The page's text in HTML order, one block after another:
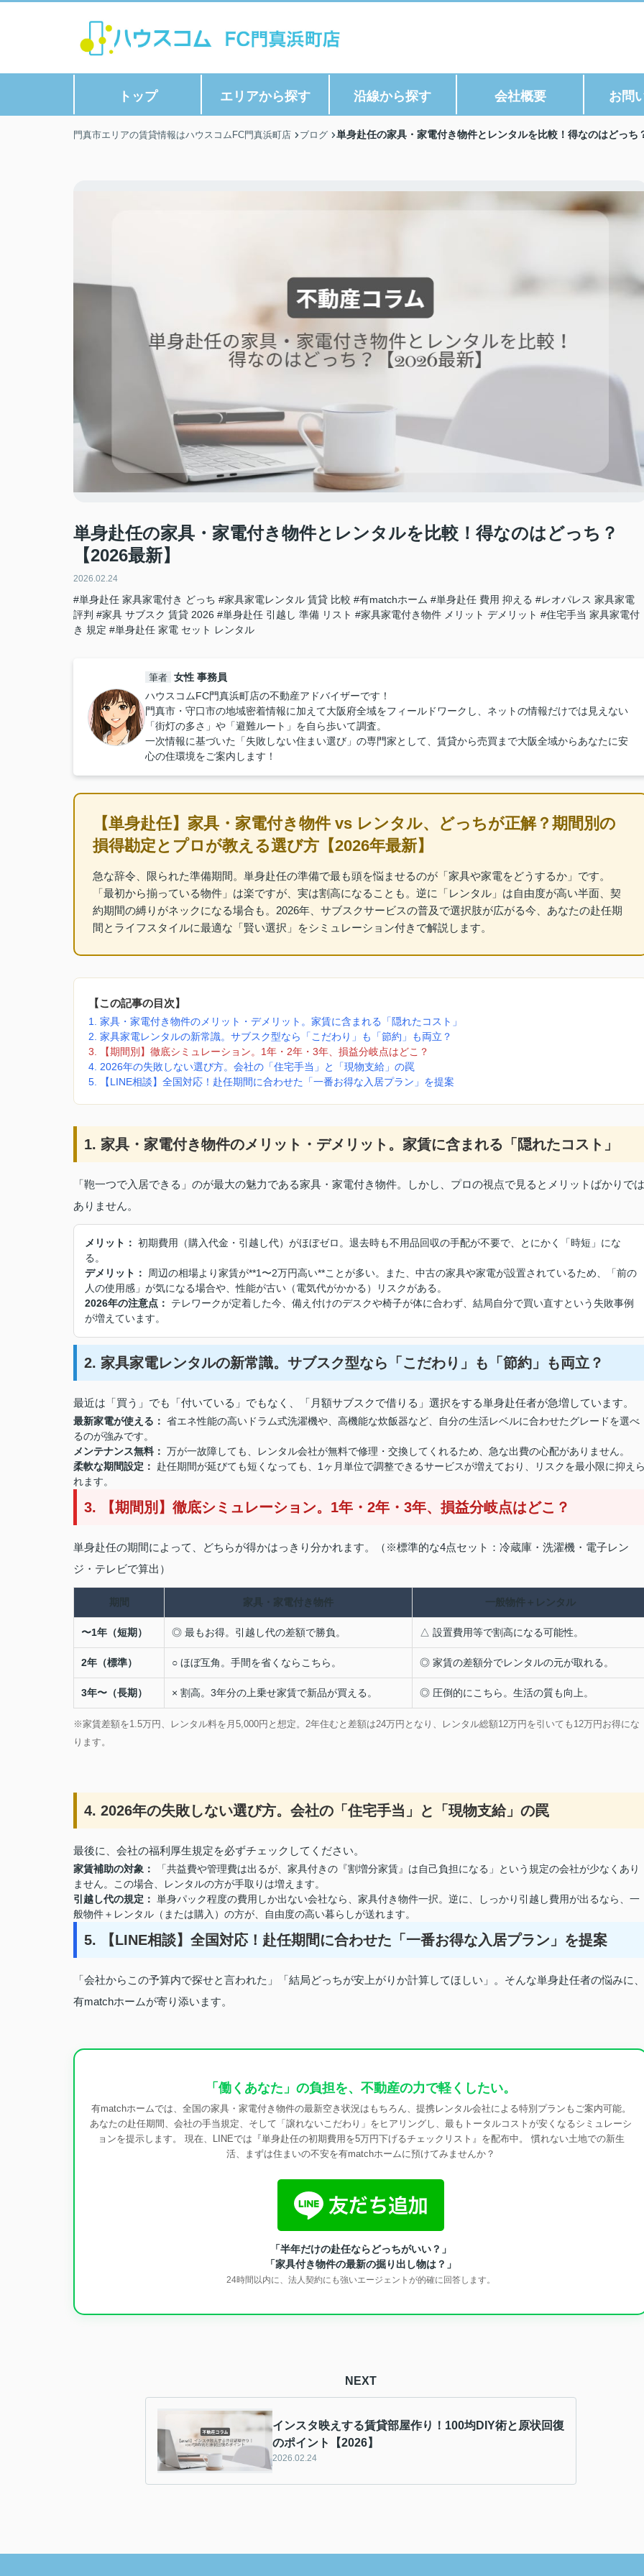
トップ エリアから探す 沿線から探す 会社概要 お問
門真市エリアの賃貸情報はハウスコムFC門真浜町店 ブログ 単身赴任の家具・家電付き物件とレンタルを比較！得なのはどっち
単身赴任の家具・家電付き物件とレンタルを比較！得なのはどっち？
【2026最新】
2026.02.24
#単身赴任 家具家電付き どっち #家具家電レンタル 賃貸 比較 #有matchホーム #単身赴任 費用 抑える #レオパレス 家具家電
評判 #家具 サブスク 賃貸 2026 #単身赴任 引越し 準備 リスト #家具家電付き物件 メリット デメリット #住宅手当 家具家電付
き 規定 #単身赴任 家電 セット レンタル
筆者 女性 事務員
ハウスコムFC門真浜町店の不動産アドバイザーです！
門真市・守口市の地域密着情報に加えて大阪府全域をフィールドワークし、ネットの情報だけでは見えない
「街灯の多さ」や「避難ルート」を自ら歩いて調査。
一次情報に基づいた「失敗しない住まい選び」の専門家として、賃貸から売買まで大阪全域からあなたに安
心の住環境をご案内します！
【単身赴任】家具・家電付き物件 vs レンタル、どっちが正解？期間別の
損得勘定とプロが教える選び方【2026年最新】
急な辞令、限られた準備期間。単身赴任の準備で最も頭を悩ませるのが「家具や家電をどうするか」です。
「最初から揃っている物件」は楽ですが、実は割高になることも。逆に「レンタル」は自由度が高い半面、契
約期間の縛りがネックになる場合も。2026年、サブスクサービスの普及で選択肢が広がる今、あなたの赴任期
間とライフスタイルに最適な「賢い選択」をシミュレーション付きで解説します。
【この記事の目次】
1. 家具・家電付き物件のメリット・デメリット。家賃に含まれる「隠れたコスト」
2. 家具家電レンタルの新常識。サブスク型なら「こだわり」も「節約」も両立？
3. 【期間別】徹底シミュレーション。1年・2年・3年、損益分岐点はどこ？
4. 2026年の失敗しない選び方。会社の「住宅手当」と「現物支給」の罠
5. 【LINE相談】全国対応！赴任期間に合わせた「一番お得な入居プラン」を提案
1. 家具・家電付き物件のメリット・デメリット。家賃に含まれる「隠れたコスト」
「鞄一つで入居できる」のが最大の魅力である家具・家電付き物件。しかし、プロの視点で見るとメリットばかりでは
ありません。
メリット： 初期費用（購入代金・引越し代）がほぼゼロ。退去時も不用品回収の手配が不要で、とにかく「時短」にな
る。
デメリット：
周辺の相場より家賃が**1〜2万円高い**ことが多い。また、中古の家具や家電が設置されているため、「前の
人の使用感」が気になる場合や、性能が古い（電気代がかかる）リスクがある。
2026年の注意点：
テレワークが定着した今、備え付けのデスクや椅子が体に合わず、結局自分で買い直すという失敗事例
が増えています。
2. 家具家電レンタルの新常識。サブスク型なら「こだわり」も「節約」も両立？
最近は「買う」でも「付いている」でもなく、「月額サブスクで借りる」選択をする単身赴任者が急増しています。
最新家電が使える： 省エネ性能の高いドラム式洗濯機や、高機能な炊飯器など、自分の生活レベルに合わせたグレードを選べ
るのが強みです。
メンテナンス無料： 万が一故障しても、レンタル会社が無料で修理・交換してくれるため、急な出費の心配がありません。
柔軟な期間設定：
赴任期間が延びても短くなっても、1ヶ月単位で調整できるサービスが増えており、リスクを最小限に抑え
れます。
3. 【期間別】徹底シミュレーション。1年・2年・3年、損益分岐点はどこ？
単身赴任の期間によって、どちらが得かはっきり分かれます。（※標準的な4点セット：冷蔵庫・洗濯機・電子レン
ジ・テレビで算出）
期間 家具・家電付き物件 一般物件＋レンタル
〜1年（短期） ◎ 最もお得。引越し代の差額で勝負。 △ 設置費用等で割高になる可能性。
2年（標準） ○ ほぼ互角。手間を省くならこちら。 ◎ 家賃の差額分でレンタルの元が取れる。
3年〜（長期） × 割高。3年分の上乗せ家賃で新品が買える。 ◎ 圧倒的にこちら。生活の質も向上。
※家賃差額を1.5万円、レンタル料を月5,000円と想定。2年住むと差額は24万円となり、レンタル総額12万円を引いても12万円お得にな
ります。
4. 2026年の失敗しない選び方。会社の「住宅手当」と「現物支給」の罠
最後に、会社の福利厚生規定を必ずチェックしてください。
家賃補助の対象：
「共益費や管理費は出るが、家具付きの『割増分家賃』は自己負担になる」という規定の会社が少なくあり
ません。この場合、レンタルの方が手取りは増えます。
引越し代の規定： 単身パック程度の費用しか出ない会社なら、家具付き物件一択。逆に、しっかり引越し費用が出るなら、一
般物件＋レンタル（または購入）の方が、自由度の高い暮らしが送れます。
5. 【LINE相談】全国対応！赴任期間に合わせた「一番お得な入居プラン」を提案
「会社からこの予算内で探せと言われた」「結局どっちが安上がりか計算してほしい」。そんな単身赴任者の悩みに、
有matchホームが寄り添います。
「働くあなた」の負担を、不動産の力で軽くしたい。
有matchホームでは、全国の家具・家電付き物件の最新空き状況はもちろん、提携レンタル会社による特別プランもご案内可能。
あなたの赴任期間、会社の手当規定、そして「譲れないこだわり」をヒアリングし、最もトータルコストが安くなるシミュレーシ
ョンを提示します。 現在、LINEでは『単身赴任の初期費用を5万円下げるチェックリスト』を配布中。 慣れない土地での新生
活、まずは住まいの不安を有matchホームに預けてみませんか？
「半年だけの赴任ならどっちがいい？」
「家具付き物件の最新の掘り出し物は？」
24時間以内に、法人契約にも強いエージェントが的確に回答します。
NEXT
インスタ映えする賃貸部屋作り！100均DIY術と原状回復
のポイント【2026】
2026.02.24